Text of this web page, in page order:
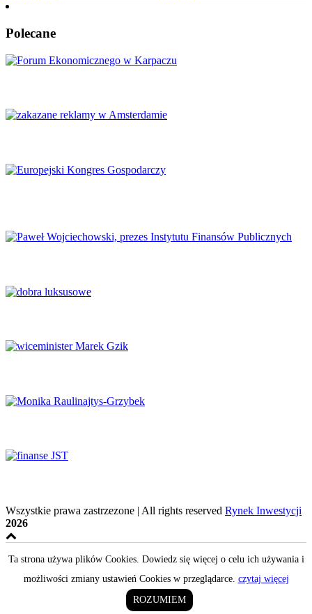
Polecane
Wszystkie prawa zastrzezone | All rights reserved Rynek Inwestycji
2026
Ta strona używa plików Cookies. Dowiedz się więcej o celu ich używania i
możliwości zmiany ustawień Cookies w przeglądarce. czytaj więcej
ROZUMIEM